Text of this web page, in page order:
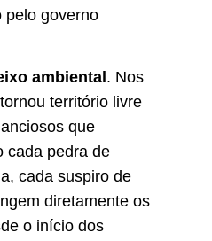
pelo governo
ambiental . Nos
território livre
que
cada pedra de
cada suspiro de
diretamente os
o início dos